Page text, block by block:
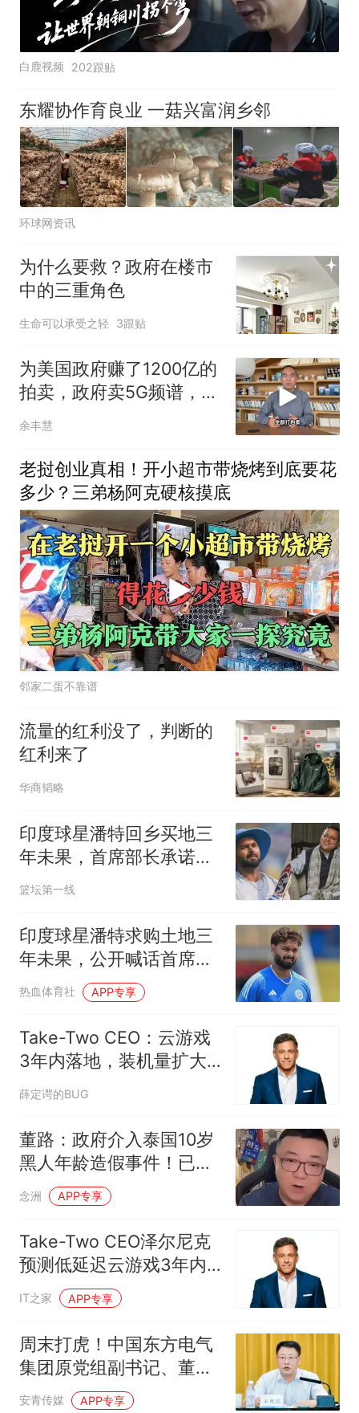
白鹿视频 202跟贴
东耀协作育良业 一菇兴富润乡邻
环球网资讯
为什么要救？政府在楼市
中的三重角色
生命可以承受之轻 3跟贴
为美国政府赚了1200亿的
拍卖，政府卖5G频谱，没
人知道值多少钱
余丰慧
老挝创业真相！开小超市带烧烤到底要花
多少？三弟杨阿克硬核摸底
邻家二蛋不靠谱
流量的红利没了，判断的
红利来了
华商韬略
印度球星潘特回乡买地三
年未果，首席部长承诺：
政府帮你找地
篮坛第一线
印度球星潘特求购土地三
年未果，公开喊话首席部
长引热议
热血体育社 APP专享
Take-Two CEO：云游戏
3年内落地，装机量扩大
10倍但收入难同增
薛定谔的BUG
董路：政府介入泰国10岁
黑人年龄造假事件！已经
向相关部门举证
念洲 APP专享
Take-Two CEO泽尔尼克
预测低延迟云游戏3年内
商业化
IT之家 APP专享
周末打虎！中国东方电气
集团原党组副书记、董事
宋致远被查，涉嫌严重违
安青传媒 APP专享